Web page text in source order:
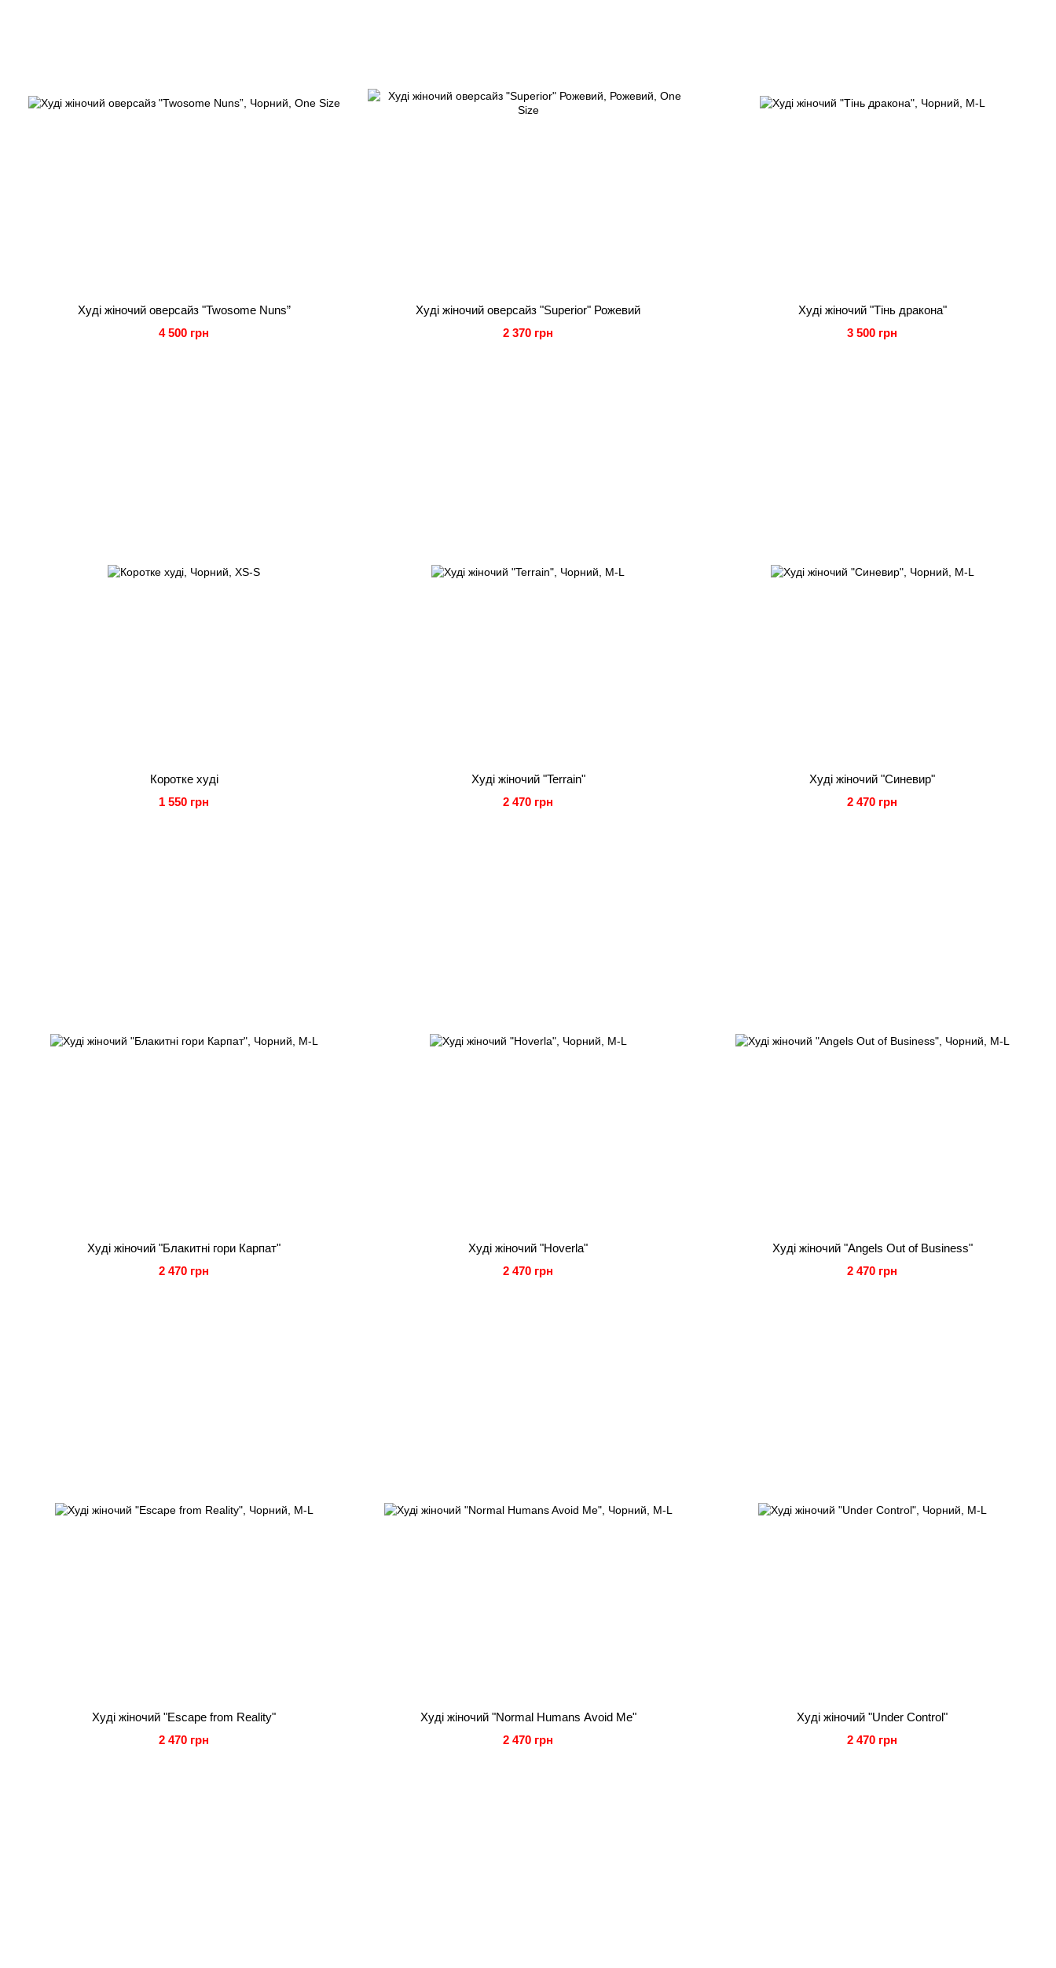
Худі жіночий оверсайз "Twosome Nuns”
4 500 грн
Худі жіночий оверсайз "Superior" Рожевий
2 370 грн
Худі жіночий "Тінь дракона"
3 500 грн
Коротке худі
1 550 грн
Худі жіночий "Terrain"
2 470 грн
Худі жіночий "Синевир"
2 470 грн
Худі жіночий "Блакитні гори Карпат"
2 470 грн
Худі жіночий "Hoverla"
2 470 грн
Худі жіночий "Angels Out of Business"
2 470 грн
Худі жіночий "Escape from Reality"
2 470 грн
Худі жіночий "Normal Humans Avoid Me"
2 470 грн
Худі жіночий "Under Control"
2 470 грн